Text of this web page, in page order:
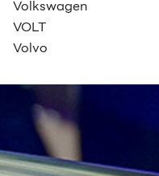
Volkswagen
VOLT
Volvo